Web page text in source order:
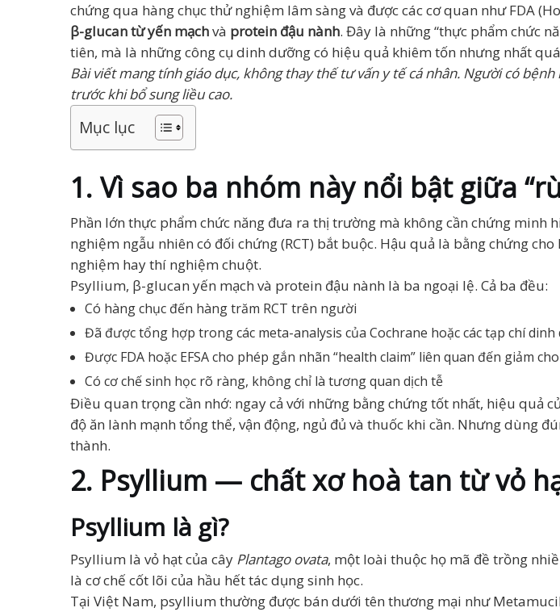
chứng qua hàng chục thử nghiệm lâm sàng và được các cơ quan như FDA
β-glucan từ yến mạchvà protein đậu nành. Đây là những “thực phẩm chức
tiên, mà là những công cụ dinh dưỡng có hiệu quả khiêm tốn nhưng nhất
Bài viết mang tính giáo dục, không thay thế tư vấn y tế cá nhân. Người có
trước khi bổ sung liều cao.
Mục lục
1. Vì sao ba nhóm này nổi bật giữa
Phần lớn thực phẩm chức năng đưa ra thị trường mà không cần chứng
nghiệm ngẫu nhiên có đối chứng (RCT) bắt buộc. Hậu quả là bằng chứng
nghiệm hay thí nghiệm chuột.
Psyllium, β-glucan yến mạch và protein đậu nành là ba ngoại lệ. Cả ba đều:
Có hàng chục đến hàng trăm RCT trên người
Đã được tổng hợp trong các meta-analysis của Cochrane hoặc các tạp chí
Được FDA hoặc EFSA cho phép gắn nhãn “health claim” liên quan đến giảm
Có cơ chế sinh học rõ ràng, không chỉ là tương quan dịch tễ
Điều quan trọng cần nhớ: ngay cả với những bằng chứng tốt nhất, hiệu quả
độ ăn lành mạnh tổng thể, vận động, ngủ đủ và thuốc khi cần. Nhưng dùng
thành.
2. Psyllium — chất xơ hoà tan từ vỏ
Psyllium là gì?
Psyllium là vỏ hạt của cây Plantago ovata, một loài thuộc họ mã đề trồng
là cơ chế cốt lõi của hầu hết tác dụng sinh học.
Tại Việt Nam, psyllium thường được bán dưới tên thương mại như